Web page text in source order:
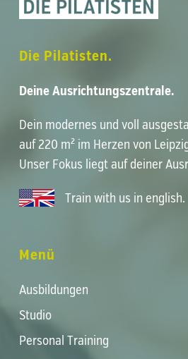
Die Pilatisten.
Deine Ausrichtungszentrale.
Dein modernes und voll
auf 220 m² im Herzen von
Unser Fokus liegt auf deiner
Train with us in english.
Menü
Ausbildungen
Studio
Personal Training